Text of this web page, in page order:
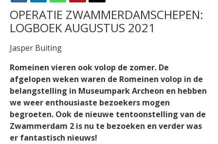
FACEBOOK
LINKEDINWHATSAPPPINTEREST
OPERATIE ZWAMMERDAMSCHEPEN:
LOGBOEK AUGUSTUS 2021
Jasper Buiting
Romeinen vieren ook volop de zomer. De
afgelopen weken waren de Romeinen volop in de
belangstelling in Museumpark Archeon en hebben
we weer enthousiaste bezoekers mogen
begroeten. Ook de nieuwe tentoonstelling van de
Zwammerdam 2 is nu te bezoeken en verder was
er fantastisch nieuws!